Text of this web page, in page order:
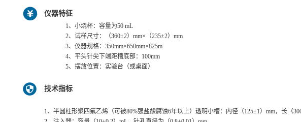
仪器特征
1、小烧杯：容量为50 mL
2、试样尺寸：（360±2）mm×（235±2）mm
3、仪器规格：350mm×650mm×825m
4、平头针尖下端距槽底部：100mm
5、摆放位置：实验台（或桌面）
技术指标
1、半圆柱形聚四氟乙烯（可被80%强盐酸腐蚀6年以上）透明小槽：内径（125±1）mm，长（